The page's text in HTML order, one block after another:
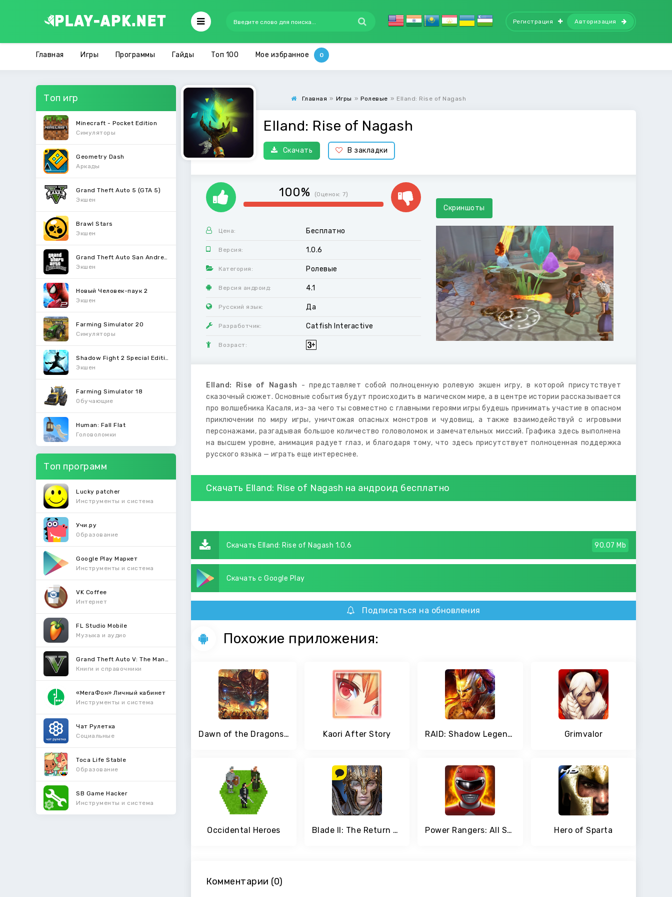
Регистрация Авторизация
Главная Игры Программы Гайды Топ 100 Мое избранное
Топ игр
Minecraft - Pocket Edition
Симуляторы
Geometry Dash
Аркады
Grand Theft Auto 5 (GTA 5)
Экшен
Brawl Stars
Экшен
Экшен
Новый Человек-паук 2
Экшен
Farming Simulator 20
Симуляторы
Экшен
Farming Simulator 18
Обучающие
Human: Fall Flat
Головоломки
Топ программ
Lucky patcher
Инструменты и система
Учи.ру
Образование
Google Play Маркет
Инструменты и система
VK Coffee
Интернет
FL Studio Mobile
Музыка и аудио
Книги и справочники
«МегаФон» Личный кабинет
Инструменты и система
Чат Рулетка
Социальные
Toca Life Stable
Образование
SB Game Hacker
Инструменты и система
Главная » Игры » Ролевые » Elland: Rise of Nagash
Elland: Rise of Nagash
Скачать В закладки
100% (Оценок: 7)
Цена: Бесплатно
Версия: 1.0.6
Категория: Ролевые
Версия андроид: 4.1
Русский язык: Да
Разработчик: Catfish Interactive
Возраст:
Скриншоты
Elland: Rise of Nagash - представляет собой полноценную ролевую экшен игру, в которой присутствует
сказочный сюжет. Основные события будут происходить в магическом мире, а в центре истории рассказывается
про волшебника Касаля, из-за чего ты совместно с главными героями игры будешь принимать участие в опасном
приключении по миру игры, уничтожая опасных монстров и чудовищ, а также взаимодействуй с игровыми
персонажами, разгадывая большое количество головоломок и замечательных миссий. Графика здесь выполнена
на высшем уровне, анимация радует глаз, и благодаря тому, что здесь присутствует полноценная поддержка
русского языка — играть еще интереснее.
Скачать Elland: Rise of Nagash на андроид бесплатно
Скачать Elland: Rise of Nagash 1.0.6 90.07 Mb
Скачать с Google Play
Подписаться на обновления
Похожие приложения:
Dawn of the Dragons: Ascension - Turn based RPG Kaori After Story RAID: Shadow Legends Grimvalor
Occidental Heroes Blade II: The Return of Evil Power Rangers: All Stars Hero of Sparta
Комментарии (0)